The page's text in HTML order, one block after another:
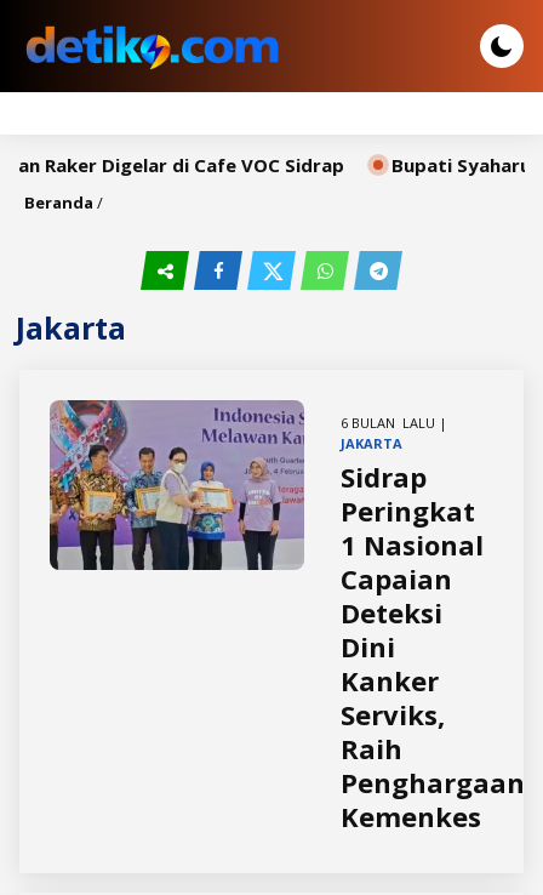
Digelar di Cafe VOC Sidrap Bupati Syaharuddin
Beranda /
Jakarta
6 BULAN LALU |
JAKARTA
Sidrap
Peringkat
1 Nasional
Capaian
Deteksi
Dini
Kanker
Serviks,
Raih
Penghargaan
Kemenkes